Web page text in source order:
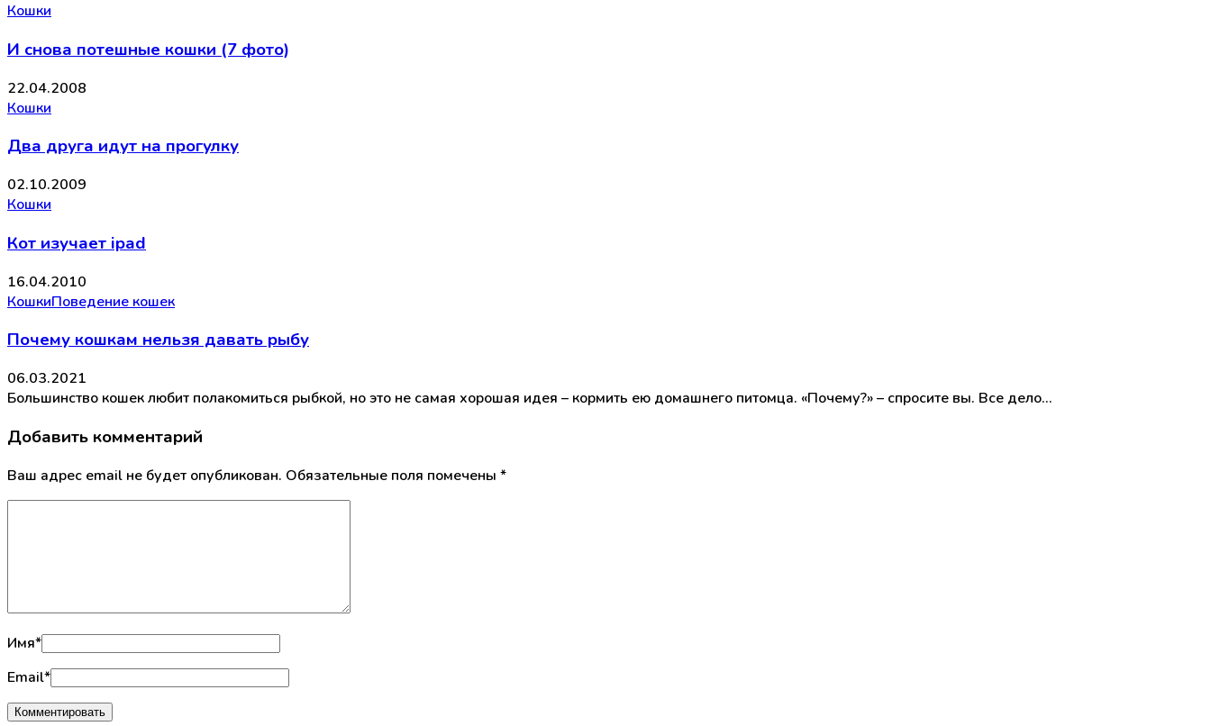
Кошки
И снова потешные кошки (7 фото)
22.04.2008
Кошки
Два друга идут на прогулку
02.10.2009
Кошки
Кот изучает ipad
16.04.2010
КошкиПоведение кошек
Почему кошкам нельзя давать рыбу
06.03.2021
Большинство кошек любит полакомиться рыбкой, но это не самая хорошая идея – кормить ею домашнего питомца. «Почему?» – спросите вы. Все дело…
Добавить комментарий
Ваш адрес email не будет опубликован. Обязательные поля помечены *
Имя*
Email*